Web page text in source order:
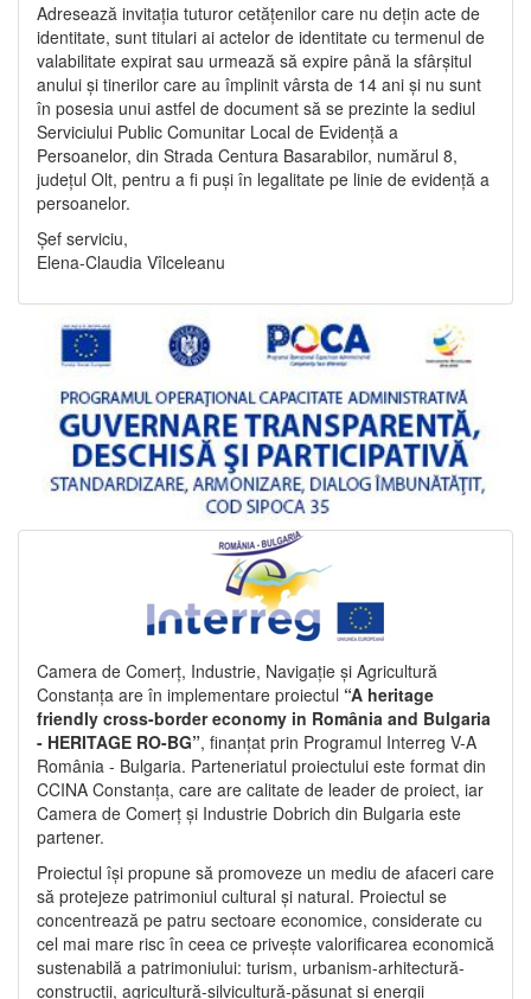
Adresează invitația tuturor cetățenilor care nu dețin acte de
identitate, sunt titulari ai actelor de identitate cu termenul de
valabilitate expirat sau urmează să expire până la sfârșitul
anului și tinerilor care au împlinit vârsta de 14 ani și nu sunt
în posesia unui astfel de document să se prezinte la sediul
Serviciului Public Comunitar Local de Evidență a
Persoanelor, din Strada Centura Basarabilor, numărul 8,
județul Olt, pentru a fi puși în legalitate pe linie de evidență a
persoanelor.
Șef serviciu,
Elena-Claudia Vîlceleanu
Camera de Comerț, Industrie, Navigație și Agricultură
Constanța are în implementare proiectul “A heritage
friendly cross-border economy in România and Bulgaria
- HERITAGE RO-BG”, finanțat prin Programul Interreg V-A
România - Bulgaria. Parteneriatul proiectului este format din
CCINA Constanța, care are calitate de leader de proiect, iar
Camera de Comerț și Industrie Dobrich din Bulgaria este
partener.
Proiectul își propune să promoveze un mediu de afaceri care
să protejeze patrimoniul cultural și natural. Proiectul se
concentrează pe patru sectoare economice, considerate cu
cel mai mare risc în ceea ce privește valorificarea economică
sustenabilă a patrimoniului: turism, urbanism-arhitectură-
construcții, agricultură-silvicultură-pășunat și energii